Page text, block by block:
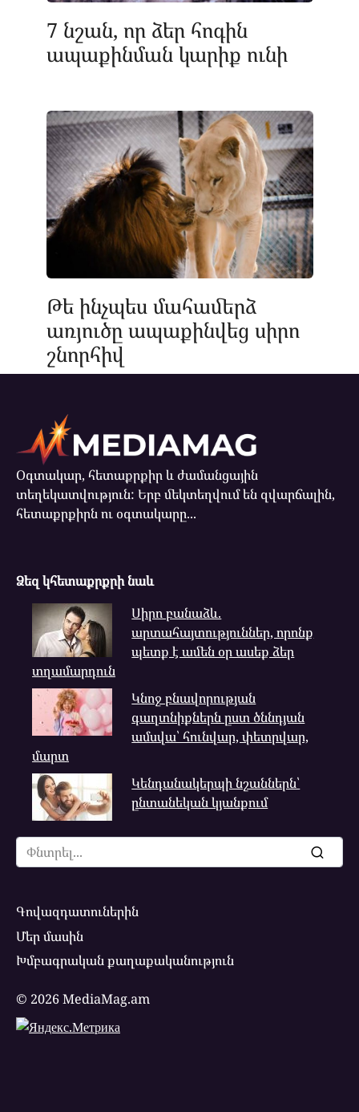
7 նշան, որ ձեր հոգին
ապաքինման կարիք ունի
Թե ինչպես մահամերձ
առյուծը ապաքինվեց սիրո
շնորհիվ
Օգտակար, հետաքրքիր և ժամանցային
տեղեկատվություն: Երբ մեկտեղվում են զվարճալին,
հետաքրքիրն ու օգտակարը...
Ձեզ կհետաքրքրի նաև
Սիրո բանաձև.
արտահայտություններ, որոնք
պետք է ամեն օր ասեք ձեր
տղամարդուն
Կնոջ բնավորության
գաղտնիքներն ըստ ծննդյան
ամսվա՝ հունվար, փետրվար,
մարտ
Կենդանակերպի նշաններն՝
ընտանեկան կյանքում
Search
for:
Գովազդատուներին
Մեր մասին
Խմբագրական քաղաքականություն
© 2026 MediaMag.am